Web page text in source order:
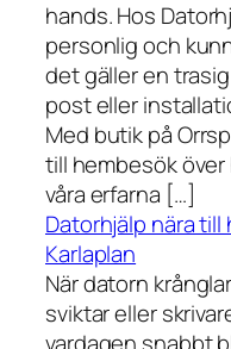
hands. Hos
personlig och
det gäller en
post eller
Med butik på
till hembesök
våra erfarna […]
Datorhjälp nära
Karlaplan
När datorn
sviktar eller